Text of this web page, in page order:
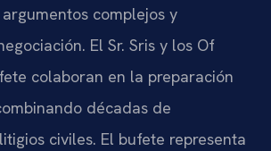
complejos y
El Sr. Sris y los Of
colaboran en la preparación
décadas de
civiles. El bufete representa